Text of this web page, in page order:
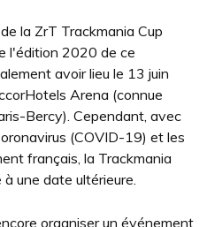
la ZrT Trackmania Cup
l'édition 2020 de ce
avoir lieu le 13 juin
Arena (connue
Bercy). Cependant, avec
(COVID-19) et les
français, la Trackmania
une date ultérieure.
organiser un événement